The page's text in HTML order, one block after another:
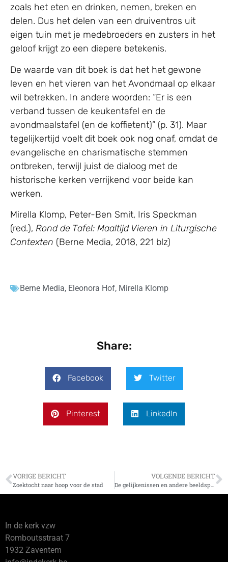
zoals het eten en drinken, nemen, breken en
delen. Dus het delen van een druiventros uit
eigen tuin met je medebroeders en zusters in het
geloof krijgt zo een diepere betekenis.
De waarde van dit boek is dat het het gewone
leven en het vieren van het Avondmaal op elkaar
wil betrekken. In andere woorden: “Er is een
verband tussen de keukentafel en de
avondmaalstafel (en de koffietent)” (p. 31). Maar
tegelijkertijd voelt dit boek ook nog onaf, omdat de
evangelische en charismatische stemmen
ontbreken, terwijl juist de dialoog met de
historische kerken verrijkend voor beide kan
werken.
Mirella Klomp, Peter-Ben Smit, Iris Speckman
(red.), Rond de Tafel: Maaltijd Vieren in Liturgische
Contexten (Berne Media, 2018, 221 blz)
Berne Media, Eleonora Hof, Mirella Klomp
Share:
Facebook Twitter
Pinterest LinkedIn
VORIGE BERICHT
Zoektocht naar hoop voor de stad
VOLGENDE BERICHT
In de kerk vzw
Romboutsstraat 7
1932 Zaventem